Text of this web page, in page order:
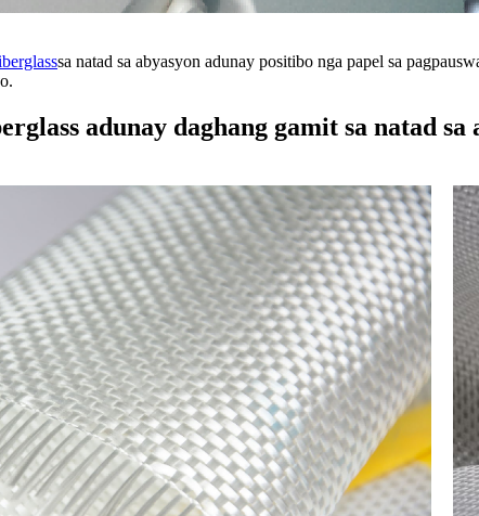
sa natad sa abyasyon adunay positibo nga papel sa
adunay daghang gamit sa natad sa